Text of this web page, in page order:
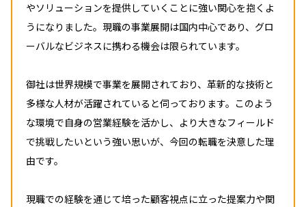
やソリューションを提供していくことに強い関心を抱くよ
うになりました。現職の事業展開は国内中心であり、グロ
ーバルなビジネスに携わる機会は限られています。
御社は世界規模で事業を展開されており、革新的な技術と
多様な人材が活躍されていると伺っております。このよう
な環境で自身の営業経験を活かし、より大きなフィールド
で挑戦したいという強い思いが、今回の転職を決意した理
由です。
現職での経験を通じて培った顧客視点に立った提案力や関